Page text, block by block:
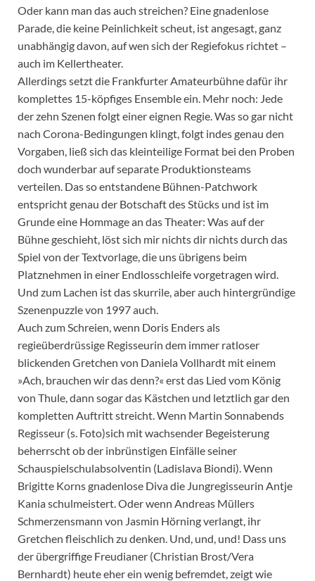
Oder kann man das auch streichen? Eine gnadenlose
Parade, die keine Peinlichkeit scheut, ist angesagt, ganz
unabhängig davon, auf wen sich der Regiefokus richtet –
auch im Kellertheater.
Allerdings setzt die Frankfurter Amateurbühne dafür ihr
komplettes 15-köpfiges Ensemble ein. Mehr noch: Jede
der zehn Szenen folgt einer eignen Regie. Was so gar nicht
nach Corona-Bedingungen klingt, folgt indes genau den
Vorgaben, ließ sich das kleinteilige Format bei den Proben
doch wunderbar auf separate Produktionsteams
verteilen. Das so entstandene Bühnen-Patchwork
entspricht genau der Botschaft des Stücks und ist im
Grunde eine Hommage an das Theater: Was auf der
Bühne geschieht, löst sich mir nichts dir nichts durch das
Spiel von der Textvorlage, die uns übrigens beim
Platznehmen in einer Endlosschleife vorgetragen wird.
Und zum Lachen ist das skurrile, aber auch hintergründige
Szenenpuzzle von 1997 auch.
Auch zum Schreien, wenn Doris Enders als
regieüberdrüssige Regisseurin dem immer ratloser
blickenden Gretchen von Daniela Vollhardt mit einem
»Ach, brauchen wir das denn?« erst das Lied vom König
von Thule, dann sogar das Kästchen und letztlich gar den
kompletten Auftritt streicht. Wenn Martin Sonnabends
Regisseur (s. Foto)sich mit wachsender Begeisterung
beherrscht ob der inbrünstigen Einfälle seiner
Schauspielschulabsolventin (Ladislava Biondi). Wenn
Brigitte Korns gnadenlose Diva die Jungregisseurin Antje
Kania schulmeistert. Oder wenn Andreas Müllers
Schmerzensmann von Jasmin Hörning verlangt, ihr
Gretchen fleischlich zu denken. Und, und, und! Dass uns
der übergriffige Freudianer (Christian Brost/Vera
Bernhardt) heute eher ein wenig befremdet, zeigt wie